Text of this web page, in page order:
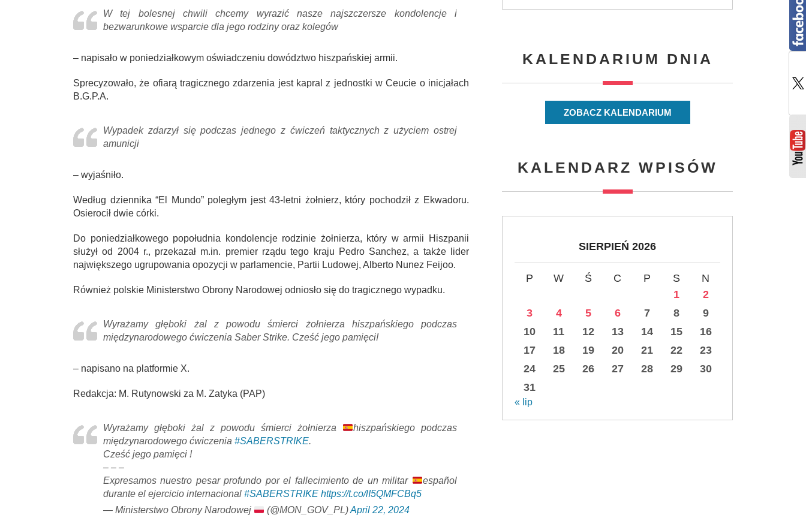
W tej bolesnej chwili chcemy wyrazić nasze najszczersze kondolencje i
bezwarunkowe wsparcie dla jego rodziny oraz kolegów
– napisało w poniedziałkowym oświadczeniu dowództwo hiszpańskiej armii.
Sprecyzowało, że ofiarą tragicznego zdarzenia jest kapral z jednostki w Ceucie o inicjałach
B.G.P.A.
Wypadek zdarzył się podczas jednego z ćwiczeń taktycznych z użyciem ostrej
amunicji
– wyjaśniło.
Według dziennika “El Mundo” poległym jest 43-letni żołnierz, który pochodził z Ekwadoru.
Osierocił dwie córki.
Do poniedziałkowego popołudnia kondolencje rodzinie żołnierza, który w armii Hiszpanii
służył od 2004 r., przekazał m.in. premier rządu tego kraju Pedro Sanchez, a także lider
największego ugrupowania opozycji w parlamencie, Partii Ludowej, Alberto Nunez Feijoo.
Również polskie Ministerstwo Obrony Narodowej odniosło się do tragicznego wypadku.
Wyrażamy głęboki żal z powodu śmierci żołnierza hiszpańskiego podczas
międzynarodowego ćwiczenia Saber Strike. Cześć jego pamięci!
– napisano na platformie X.
Redakcja: M. Rutynowski za M. Zatyka (PAP)
Wyrażamy głęboki żal z powodu śmierci żołnierza
hiszpańskiego podczas
międzynarodowego ćwiczenia #SABERSTRIKE.
Cześć jego pamięci !
– – –
Expresamos nuestro pesar profundo por el fallecimiento de un militar
español
durante el ejercicio internacional #SABERSTRIKE https://t.co/lI5QMFCBq5
— Ministerstwo Obrony Narodowej
(@MON_GOV_PL)April 22, 2024
KALENDARIUM DNIA
ZOBACZ KALENDARIUM
KALENDARZ WPISÓW
SIERPIEŃ 2026
P W Ś C P S
N
1
2
3
4 5 6 7 8
9
10
11 12 13 14 15
16
17
18 19 20 21 22
23
24
25 26 27 28 29
30
31
« lip